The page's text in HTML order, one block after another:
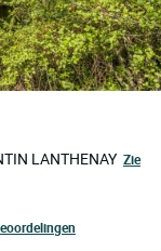
LANTHENAY Zie